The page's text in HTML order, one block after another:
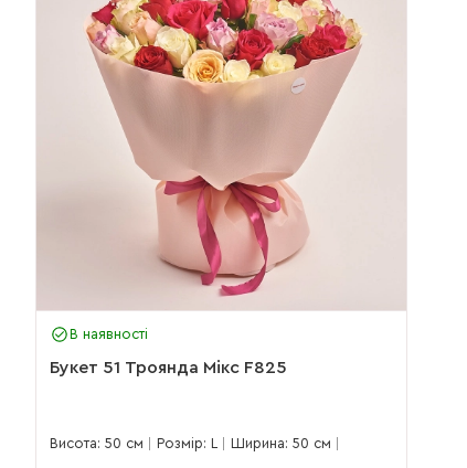
В наявності
Букет 51 Троянда Мікс F825
Висота: 50 см Розмір: L Ширина: 50 см